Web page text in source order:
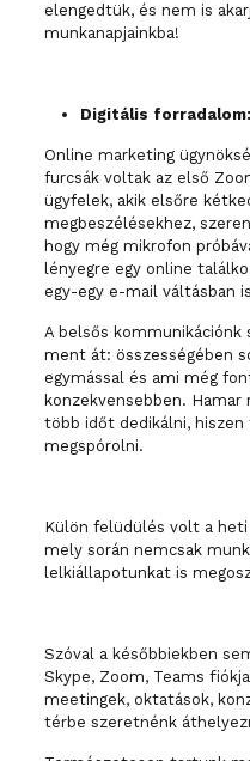
elengedtük, és nem is
munkanapjainkba!
Digitális
Online marketing
furcsák voltak az első
ügyfelek, akik elsőre
megbeszélésekhez,
hogy még mikrofon
lényegre egy online
egy-egy e-mail váltásban
A belsős
ment át: összességében
egymással és ami még
konzekvensebben.
több időt dedikálni,
megspórolni.
Külön felüdülés volt a heti
mely során nemcsak
lelkiállapotunkat is
Szóval a későbbiekben
Skype, Zoom, Teams
meetingek, oktatások,
térbe szeretnénk